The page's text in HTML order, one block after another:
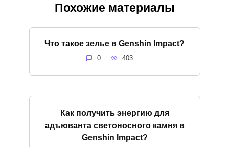
Похожие материалы
Что такое зелье в Genshin Impact?
0 403
Как получить энергию для
адъюванта светоносного камня в
Genshin Impact?